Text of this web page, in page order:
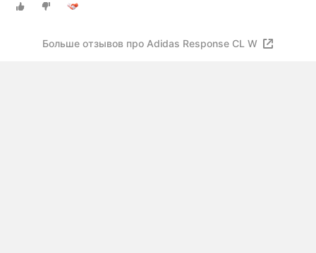
Больше отзывов про Adidas Response CL W